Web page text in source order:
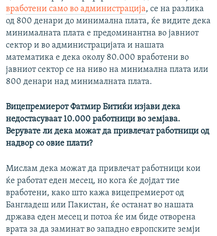
вработени само во администрација, се на разлика
од 800 денари до минимална плата, ќе видите дека
минималната плата е предоминантна во јавниот
сектор и во администрацијата и нашата
математика е дека околу 80.000 вработени во
јавниот сектор се на ниво на минимална плата или
800 денари над минималната плата.
Вицепремиерот Фатмир Битиќи изјави дека
недостасуваат 10.000 работници во земјава.
Верувате ли дека можат да привлечат работници од
надвор со овие плати?
Мислам дека можат да привлечат работници кои
ќе работат еден месец, но кога ќе дојдат тие
вработени, како што кажа вицепремиерот од
Бангладеш или Пакистан, ќе останат во нашата
држава еден месец и потоа ќе им биде отворена
врата за да заминат во западно европските земји